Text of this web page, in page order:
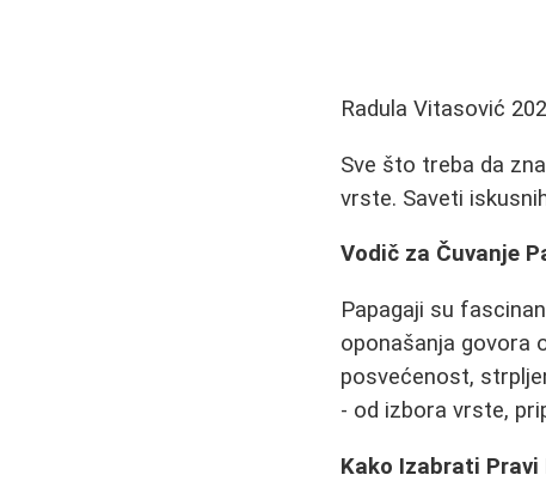
Radula Vitasović
Sve što treba da
vrste. Saveti
Vodič za Čuvanje
Papagaji su
oponašanja govora
posvećenost,
- od izbora vrste,
Kako Izabrati Pravi